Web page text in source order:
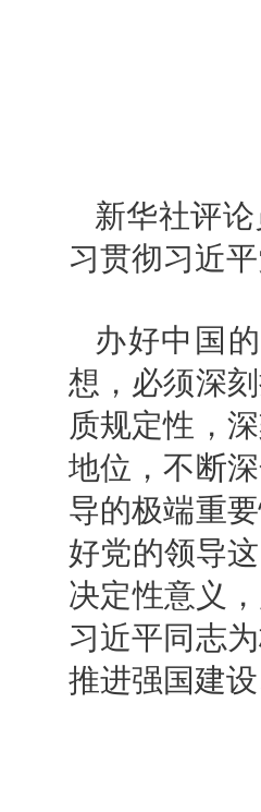
新华社评
习贯彻习近
办好中国
想，必须深
质规定性，
地位，不断
导的极端重
好党的领导
决定性意义
习近平同志
推进强国建